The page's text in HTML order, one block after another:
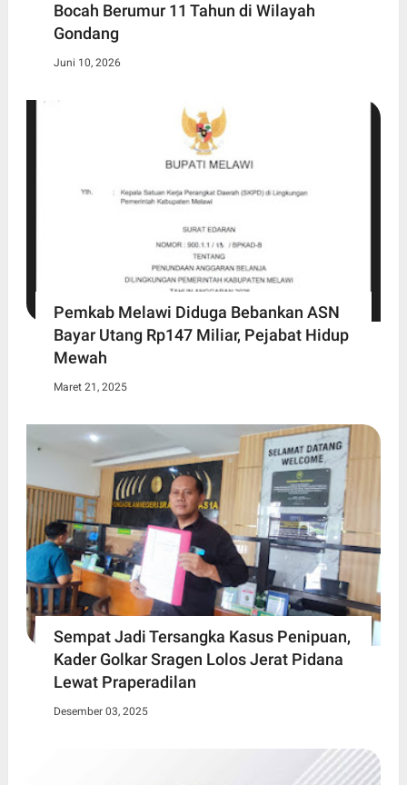
Bocah Berumur 11 Tahun di Wilayah
Gondang
Juni 10, 2026
Pemkab Melawi Diduga Bebankan ASN
Bayar Utang Rp147 Miliar, Pejabat Hidup
Mewah
Maret 21, 2025
Sempat Jadi Tersangka Kasus Penipuan,
Kader Golkar Sragen Lolos Jerat Pidana
Lewat Praperadilan
Desember 03, 2025